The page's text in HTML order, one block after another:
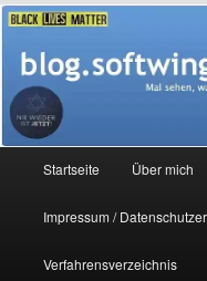
Zum
primären
Inhalt
springen
Mal sehen, was hieraus
Startseite Über mich
Impressum /
Verfahrensverzeichnis